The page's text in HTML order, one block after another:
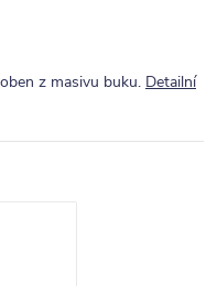
z masivu buku. Detailní